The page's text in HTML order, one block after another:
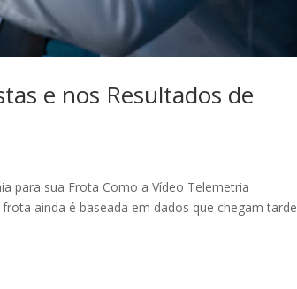
e nos Resultados de
para sua Frota Como a Vídeo Telemetria
ainda é baseada em dados que chegam tarde